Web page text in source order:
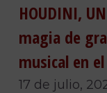
HOUDINI,
magia de
musical en
17 de julio,